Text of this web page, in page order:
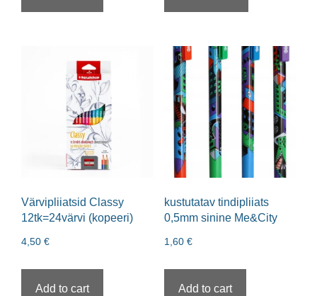
Värvipliiatsid Classy
12tk=24värvi (kopeeri)
4,50 €
Add to cart
kustutatav tindipliiats
0,5mm sinine Me&City
1,60 €
Add to cart